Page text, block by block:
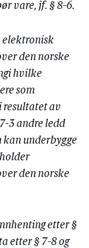
vare, jf. § 8-6.
elektronisk
den norske
hvilke
som
resultatet av
3 andre ledd
kan underbygge
den norske
etter §
etter § 7-8 og